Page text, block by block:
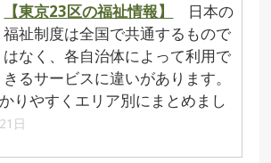
【東京23区の福祉情報】
日本の
福祉制度は全国で共通するもので
はなく、各自治体によって利用で
きるサービスに違いがあります。
りやすくエリア別にまとめまし
日